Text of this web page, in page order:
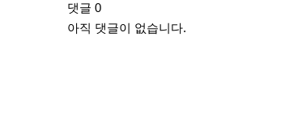
댓글 0
아직 댓글이 없습니다.